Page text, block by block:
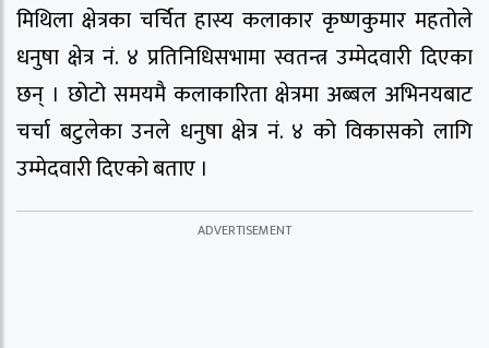
मिथिला क्षेत्रका चर्चित हास्य कलाकार कृष्णकुमार महतोले
धनुषा क्षेत्र नं. ४ प्रतिनिधिसभामा स्वतन्त्र उम्मेदवारी दिएका
छन् । छोटो समयमै कलाकारिता क्षेत्रमा अब्बल अभिनयबाट
चर्चा बटुलेका उनले धनुषा क्षेत्र नं. ४ को विकासको लागि
उम्मेदवारी दिएको बताए ।